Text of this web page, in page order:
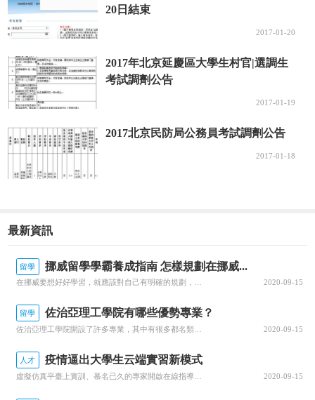
20日結束
2017-01-20
2017年北京延慶區大學生村官|選調生
考試調劑公告
2017-01-19
2017北京民防局公務員考試調劑公告
2017-01-18
最新資訊
留學 挪威留學學霸養成指南 怎樣規劃在挪威...
2020-09-15
留學 佐治亞理工學院有哪些優勢專業？
2020-09-15
人才 疫情逼出大學生云端實習新模式
2020-09-15